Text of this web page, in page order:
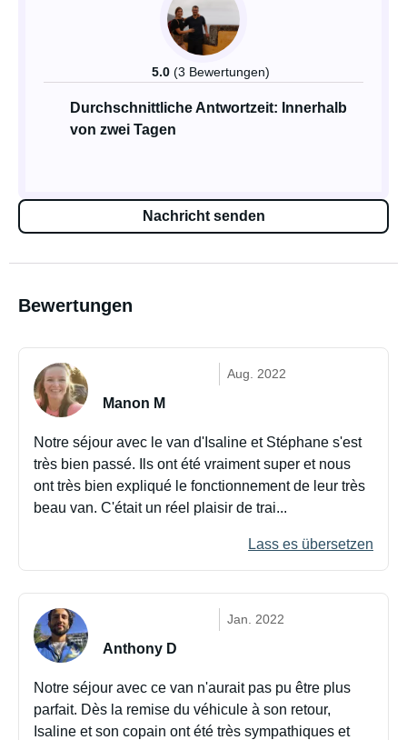
5.0 (3 Bewertungen)
Durchschnittliche Antwortzeit: Innerhalb
von zwei Tagen
Nachricht senden
Bewertungen
Aug. 2022
Manon M
Notre séjour avec le van d'Isaline et Stéphane s'est
très bien passé. Ils ont été vraiment super et nous
ont très bien expliqué le fonctionnement de leur très
beau van. C'était un réel plaisir de trai...
Lass es übersetzen
Jan. 2022
Anthony D
Notre séjour avec ce van n'aurait pas pu être plus
parfait. Dès la remise du véhicule à son retour,
Isaline et son copain ont été très sympathiques et